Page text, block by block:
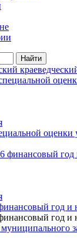
Найти
оценки
год и
год и